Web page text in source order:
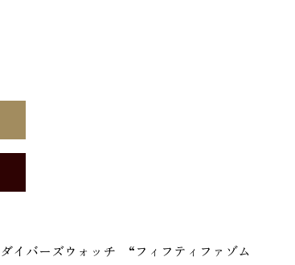
イバーズウォッチ “フィフティファゾム